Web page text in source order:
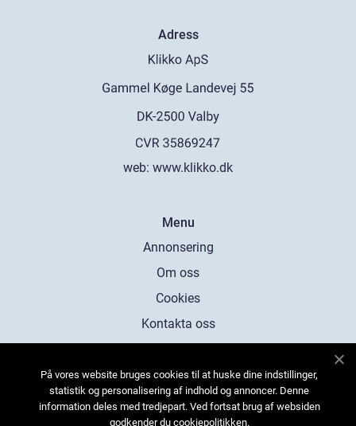
Adress
web: www.klikko.dk
Menu
Annonsering
Om oss
Cookies
Kontakta oss
På vores website bruges cookies til at huske dine indstillinger,
statistik og personalisering af indhold og annoncer. Denne
information deles med tredjepart. Ved fortsat brug af websiden
godkender du cookiepolitikken.